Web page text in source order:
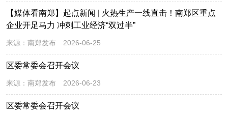
【媒体看南郑】起点新闻 | 火热生产一线直击！南郑区重点
企业开足马力 冲刺工业经济“双过半”
来源： 南郑发布 2026-06-25
区委常委会召开会议
来源： 南郑发布 2026-06-23
区委常委会召开会议